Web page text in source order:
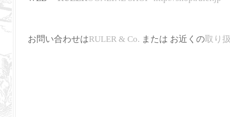
お問い合わせはRULER & Co. または お近くの取り